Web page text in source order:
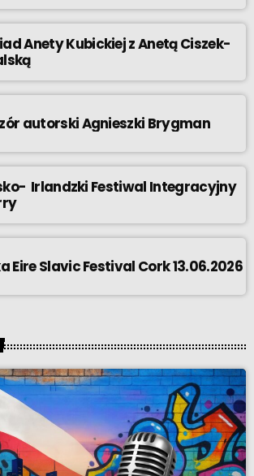
Anety Kubickiej z Anetą Ciszek-
autorski Agnieszki Brygman
Irlandzki Festiwal Integracyjny
Eire Slavic Festival Cork 13.06.2026